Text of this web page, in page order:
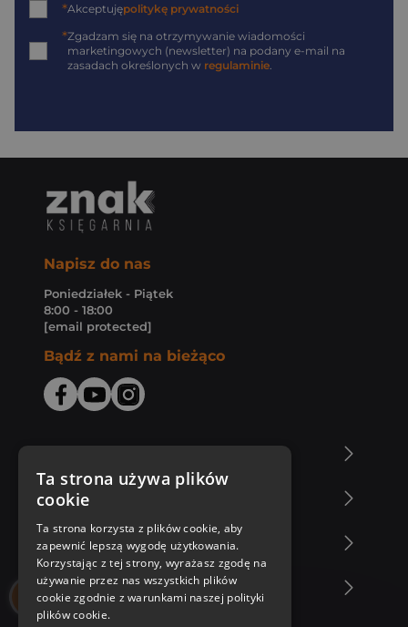
*Akceptujępolitykę prywatności
*Zgadzam się na otrzymywanie wiadomości
marketingowych (newsletter) na podany e-mail na
zasadach określonych w regulaminie.
Napisz do nas
Poniedziałek - Piątek
8:00 - 18:00
[email protected]
Bądź z nami na bieżąco
Zakupy u nas
Nasza oferta
Nasi autorzy
Ta strona używa plików
cookie
Ta strona korzysta z plików cookie, aby
zapewnić lepszą wygodę użytkowania.
Korzystając z tej strony, wyrażasz zgodę na
używanie przez nas wszystkich plików
cookie zgodnie z warunkami naszej polityki
plików cookie.